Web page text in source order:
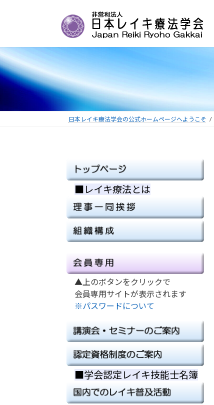
ツ
へ
ス
プ
シ
ョ
ン
動
日本レイキ療法学会の公式ホームページへようこそ
■レイキ療法とは
▲上のボタンをクリックで
会員専用サイトが表示されます
※パスワードについて
■学会認定レイキ技能士名簿